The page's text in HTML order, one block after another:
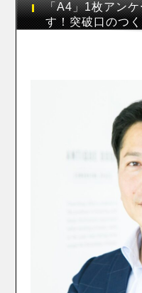
「A4」1枚アン
す！突破口のつ